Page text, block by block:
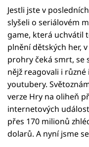
Jestli jste v
slyšeli o seriálovém
game, která uchvátil
plnění dětských her,
prohry čeká smrt, se
nějž reagovali i
youtubery.
verze Hry na oliheň
internetových
přes 170 milionů
dolarů. A nyní jsme